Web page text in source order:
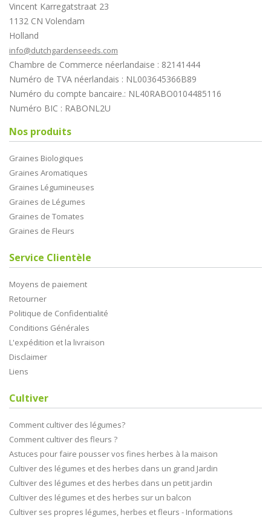
Vincent Karregatstraat 23
1132 CN Volendam
Holland
info@dutchgardenseeds.com
Chambre de Commerce néerlandaise : 82141444
Numéro de TVA néerlandais : NL003645366B89
Numéro du compte bancaire.: NL40RABO0104485116
Numéro BIC : RABONL2U
Nos produits
Graines Biologiques
Graines Aromatiques
Graines Légumineuses
Graines de Légumes
Graines de Tomates
Graines de Fleurs
Service Clientèle
Moyens de paiement
Retourner
Politique de Confidentialité
Conditions Générales
L'expédition et la livraison
Disclaimer
Liens
Cultiver
Comment cultiver des légumes?
Comment cultiver des fleurs ?
Astuces pour faire pousser vos fines herbes à la maison
Cultiver des légumes et des herbes dans un grand Jardin
Cultiver des légumes et des herbes dans un petit jardin
Cultiver des légumes et des herbes sur un balcon
Cultiver ses propres légumes, herbes et fleurs - Informations